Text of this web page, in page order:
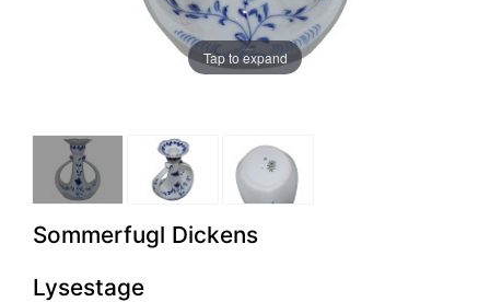
Tap to expand
Sommerfugl Dickens
Lysestage